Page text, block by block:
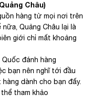
Châu)
hàng từ mọi nơi trên
Quảng Châu lại là
giới chỉ mất khoảng
Quốc đánh hàng
bạn nên nghĩ tới đầu
dành cho bạn đấy.
tham khảo